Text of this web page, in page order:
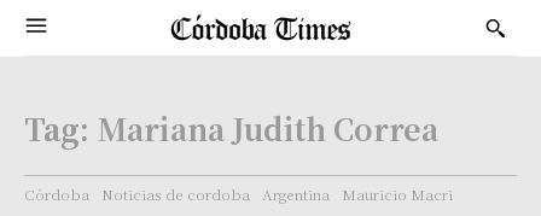
Tag: Mariana Judith Correa
Córdoba Noticias de cordoba Argentina
Mauricio Macri